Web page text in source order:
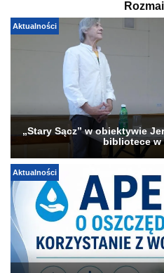
Aktualności
„Stary Sącz” w obiektywie
bibliotece w
Aktualności